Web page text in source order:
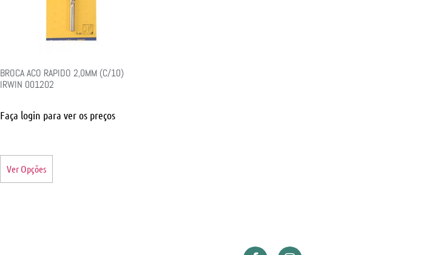
BROCA ACO RAPIDO 2,0MM (C/10)
IRWIN 001202
Faça login para ver os preços
Ver Opções